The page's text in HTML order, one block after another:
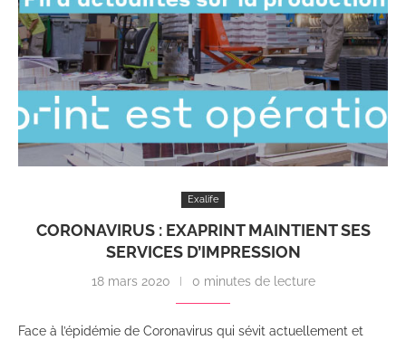
Exalife
CORONAVIRUS : EXAPRINT MAINTIENT SES
SERVICES D’IMPRESSION
18 mars 2020 0 minutes de lecture
Face à l’épidémie de Coronavirus qui sévit actuellement et